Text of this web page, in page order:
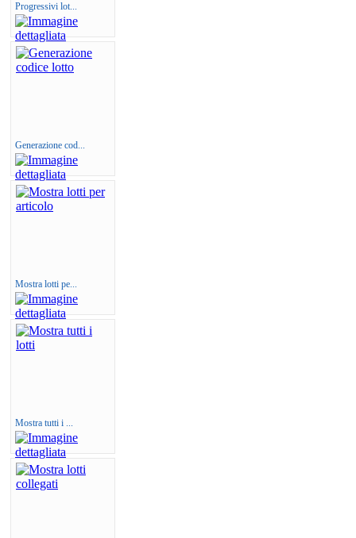
Progressivi lot...
Generazione cod...
Mostra lotti pe...
Mostra tutti i ...